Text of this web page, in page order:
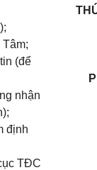
(để
nhận
định
TĐC